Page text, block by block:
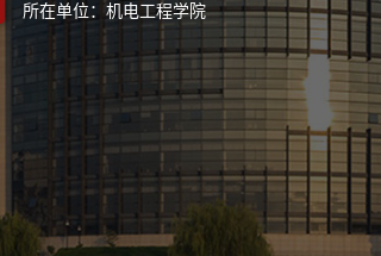
所在单位：机电工程学院